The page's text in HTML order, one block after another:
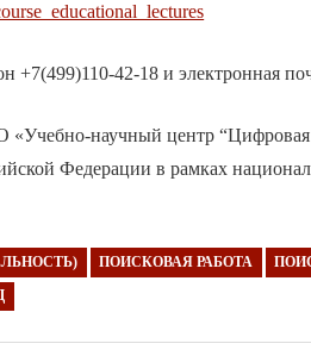
+7(499)110-42-18 и электронная
научный центр “Цифровая
Федерации в рамках
ПОИСКОВАЯ РАБОТА